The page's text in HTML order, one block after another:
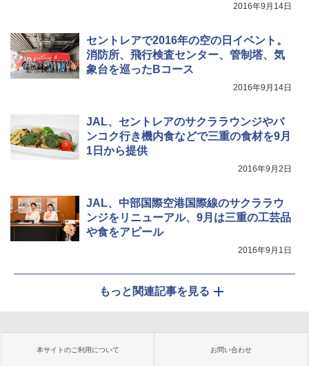
2016年9月14日
セントレアで2016年の空の日イベント。
消防所、飛行検査センター、管制塔、気
象台を巡ったBコース
2016年9月14日
JAL、セントレアのサクララウンジやバ
ンコク行き機内食などで三重の食材を9月
1日から提供
2016年9月2日
JAL、中部国際空港国際線のサクララウ
ンジをリニューアル、9月は三重の工芸品
や食をアピール
2016年9月1日
もっと関連記事を見る
本サイトのご利用について お問い合わせ